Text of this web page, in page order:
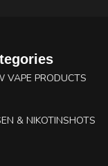
VAPE PRODUCTS
& NIKOTINSHOTS